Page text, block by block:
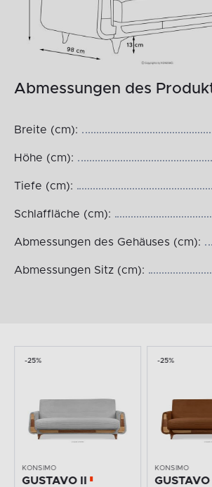
Abmessungen des
Breite (cm):
Höhe (cm):
Tiefe (cm):
Schlaffläche (cm):
Abmessungen des Gehäuses (cm):
Abmessungen Sitz (cm):
-25%
KONSIMO
GUSTAVO II
-25%
KONSIMO
GUSTAVO